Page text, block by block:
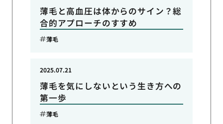
薄毛と高血圧は体からのサイン？総
合的アプローチのすすめ
薄毛
薄毛を気にしないという生き方への
第一歩
2025.07.21
薄毛